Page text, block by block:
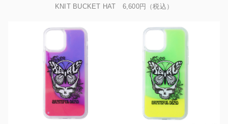
KNIT BUCKET HAT 6,600円（税込）